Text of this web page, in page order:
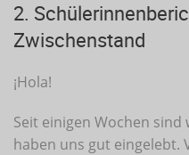
2.
Zwischenstand
¡Hola!
Seit einigen Wochen
haben uns gut eingelebt.